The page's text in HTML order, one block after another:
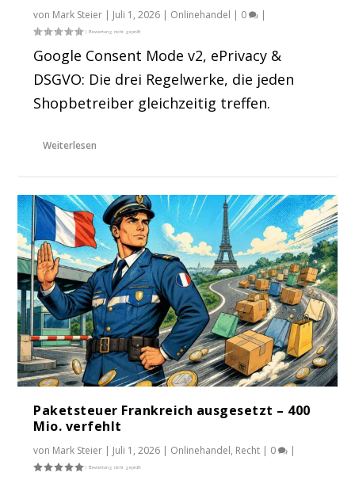
von Mark Steier | Juli 1, 2026 | Onlinehandel | 0 |
Google Consent Mode v2, ePrivacy &
DSGVO: Die drei Regelwerke, die jeden
Shopbetreiber gleichzeitig treffen.
Weiterlesen
Paketsteuer Frankreich ausgesetzt – 400
Mio. verfehlt
von Mark Steier | Juli 1, 2026 | Onlinehandel, Recht | 0 |